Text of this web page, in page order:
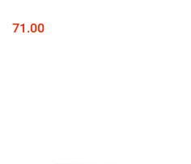
71.00